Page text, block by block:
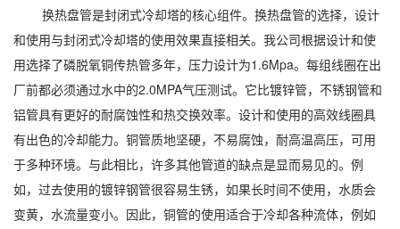
换热盘管是封闭式冷却塔的核心组件。换热盘管的选择，设计
和使用与封闭式冷却塔的使用效果直接相关。我公司根据设计和使
用选择了磷脱氧铜传热管多年，压力设计为1.6Mpa。每组线圈在出
厂前都必须通过水中的2.0MPA气压测试。它比镀锌管，不锈钢管和
铝管具有更好的耐腐蚀性和热交换效率。设计和使用的高效线圈具
有出色的冷却能力。铜管质地坚硬，不易腐蚀，耐高温高压，可用
于多种环境。与此相比，许多其他管道的缺点是显而易见的。例
如，过去使用的镀锌钢管很容易生锈，如果长时间不使用，水质会
变黄，水流量变小。因此，铜管的使用适合于冷却各种流体，例如